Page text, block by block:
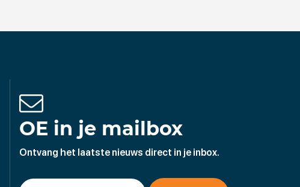
OE in je mailbox
Ontvang het laatste nieuws direct in je inbox.